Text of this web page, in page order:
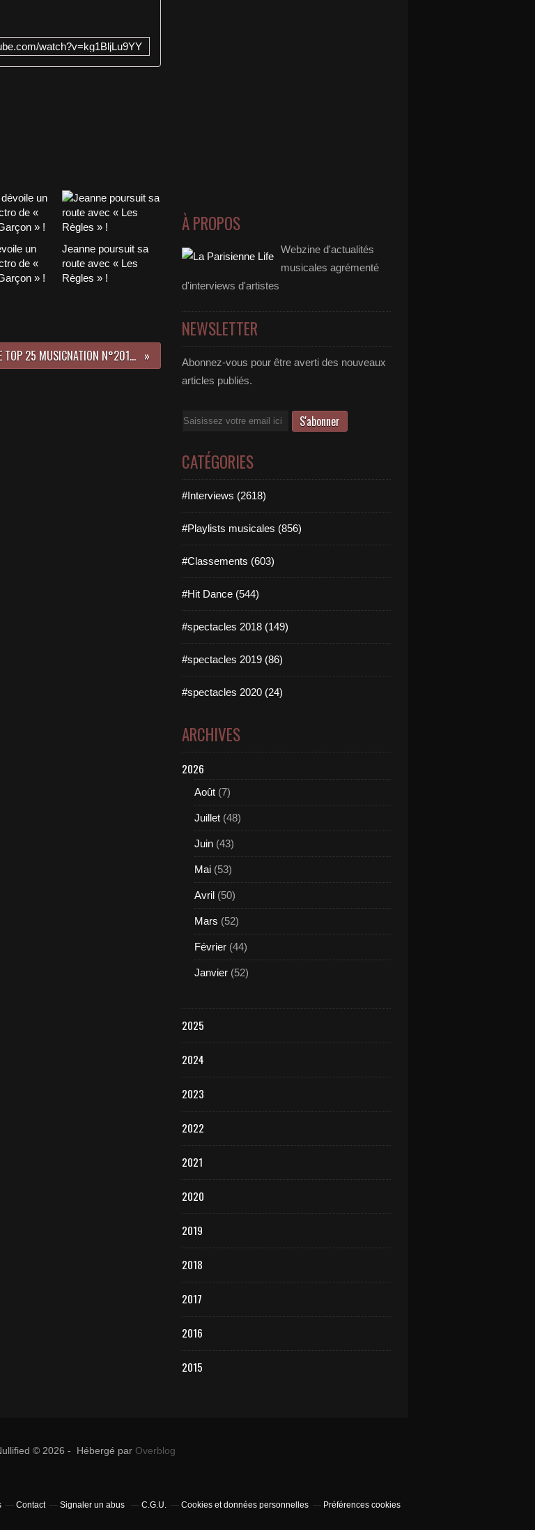
watch?v=kg1BljLu9YY
un
de «
» !
Jeanne poursuit sa
route avec « Les
Règles » !
LE TOP 25 MUSICNATION N°201 - 14 AVRIL 2019
À PROPOS
Webzine d'actualités
musicales agrémenté
d'interviews d'artistes
NEWSLETTER
Abonnez-vous pour être averti des nouveaux
articles publiés.
Email
CATÉGORIES
#Interviews (2618)
#Playlists musicales (856)
#Classements (603)
#Hit Dance (544)
#spectacles 2018 (149)
#spectacles 2019 (86)
#spectacles 2020 (24)
ARCHIVES
2026
Août (7)
Juillet (48)
Juin (43)
Mai (53)
Avril (50)
Mars (52)
Février (44)
Janvier (52)
2025
2024
2023
2022
2021
2020
2019
2018
2017
2016
2015
© 2026 - Hébergé par Overblog
Contact Signaler un abus C.G.U. Cookies et données personnelles Préférences cookies